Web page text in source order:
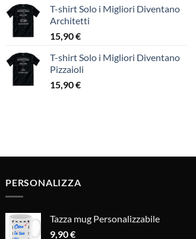
T-shirt Solo i Migliori Diventano
Architetti
15,90€
T-shirt Solo i Migliori Diventano
Pizzaioli
15,90€
PERSONALIZZA
Tazza mug Personalizzabile
9,90€